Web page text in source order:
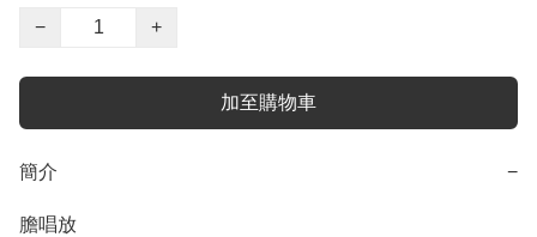
−
+
加至購物車
簡介 −
膽唱放